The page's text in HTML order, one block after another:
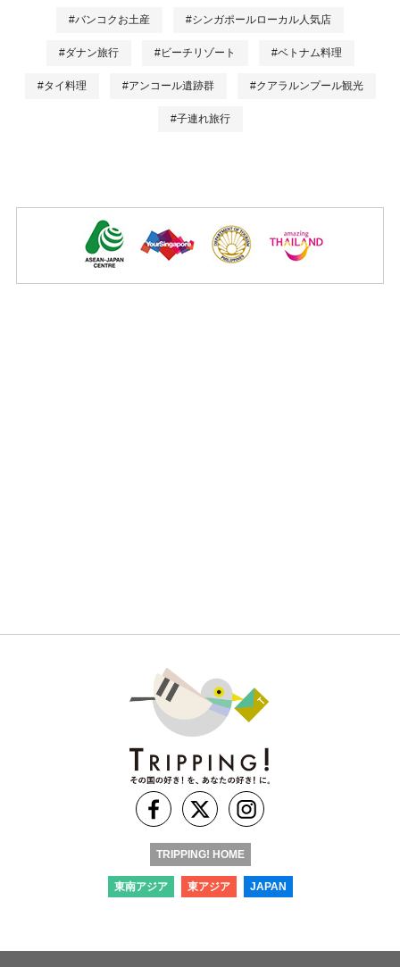
#バンコクお土産 #シンガポールローカル人気店
#ダナン旅行 #ビーチリゾート #ベトナム料理
#タイ料理 #アンコール遺跡群 #クアラルンプール観光
#子連れ旅行
TRIPPING! HOME
東南アジア 東アジア JAPAN